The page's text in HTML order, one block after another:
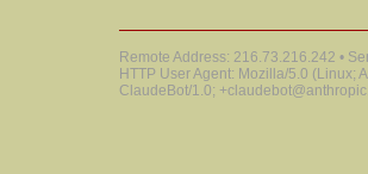
Remote Address: 216.73.216.242 •
HTTP User Agent: Mozilla/5.0 (Linux;
ClaudeBot/1.0;